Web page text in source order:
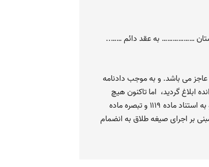
……………… به عقد دائم ……..
می باشد. و به موجب دادنامه
گردید، اما تاکنون هیچ
اقدامی در جهت پرداخت نفقه انجام نداد. و هم اکنون اینجانب با تقدیم این دادخواست و به استناد ماده ۱۱۱۹ و تبصره ماده
بر اجرای صیغه طلاق به انضمام